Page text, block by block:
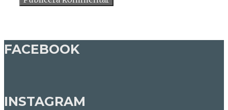
FACEBOOK
INSTAGRAM